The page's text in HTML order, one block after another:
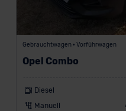
Gebrauchtwagen • Vorführwagen
Opel Combo
Diesel
Manuell